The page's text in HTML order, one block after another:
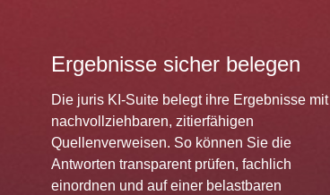
Ergebnisse sicher belegen
Die juris KI-Suite belegt ihre Ergebnisse mit
nachvollziehbaren, zitierfähigen
Quellenverweisen. So können Sie die
Antworten transparent prüfen, fachlich
einordnen und auf einer belastbaren